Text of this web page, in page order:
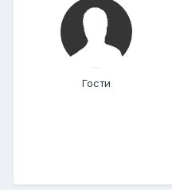
Гости